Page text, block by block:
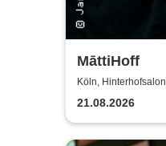
MāttiHoff
Köln, Hinterhofsalon
21.08.2026